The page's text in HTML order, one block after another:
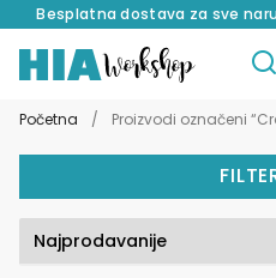
Besplatna dostava za sve
na
do
Početna / Proizvodi označeni